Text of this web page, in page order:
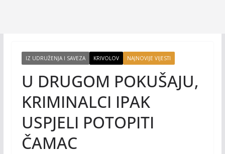
IZ UDRUŽENJA I SAVEZA KRIVOLOV NAJNOVIJE VIJESTI
U DRUGOM POKUŠAJU,
KRIMINALCI IPAK
USPJELI POTOPITI
ČAMAC